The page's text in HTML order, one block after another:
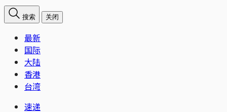
搜索 关闭
最新
国际
大陆
香港
台湾
速递